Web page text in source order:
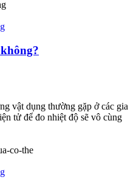
vật dụng thường gặp ở các gia
tử để đo nhiệt độ sẽ vô cùng